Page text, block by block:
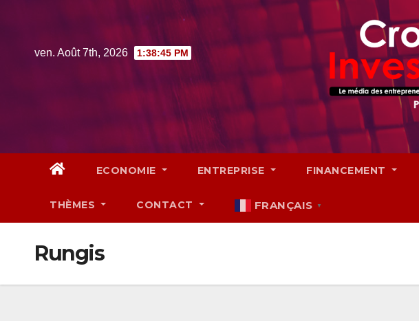
contentven. Août 7th, 2026 1:38:46 PM
ECONOMIE ENTREPRISE FINANCEMENT
THÈMES CONTACT FRANÇAIS ▼
Rungis